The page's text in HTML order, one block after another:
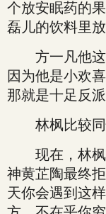
个放安眠药的
磊儿的饮料里
方一凡他这
因为他是小欢
那就是十足反
林枫比较同
现在，林枫
神黄芷陶最终
天你会遇到这